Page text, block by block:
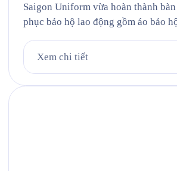
Saigon Uniform vừa hoàn thành
phục bảo hộ lao động gồm áo bảo
Châu Thành (Châu Thành Petro) —
những thương nhân phân phối
Xem chi tiết